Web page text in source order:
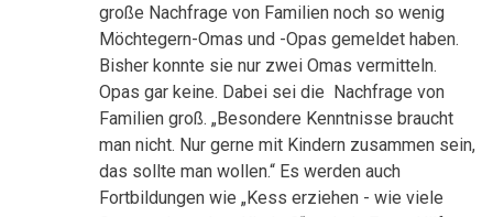
große Nachfrage von Familien noch so wenig
Möchtegern-Omas und -Opas gemeldet haben.
Bisher konnte sie nur zwei Omas vermitteln.
Opas gar keine. Dabei sei die Nachfrage von
Familien groß. „Besondere Kenntnisse braucht
man nicht. Nur gerne mit Kindern zusammen sein,
das sollte man wollen.“ Es werden auch
Fortbildungen wie „Kess erziehen - wie viele